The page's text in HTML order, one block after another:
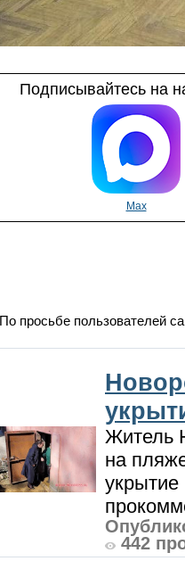
Подписывайтесь на
Max
По просьбе пользователей
Житель
на
442